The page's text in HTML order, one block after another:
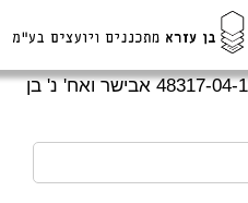
ת"א 48317-04-14 אבישר ואח' נ' בן